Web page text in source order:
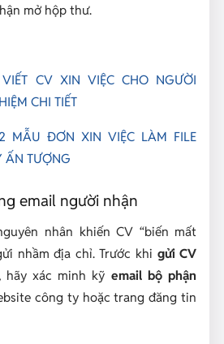
mở hộp thư.
CV XIN VIỆC CHO NGƯỜI
CHI TIẾT
MẪU ĐƠN XIN VIỆC LÀM FILE
ẤN TƯỢNG
email người nhận
nhân khiến CV “biến mất
nhầm địa chỉ. Trước khi gửi CV
hãy xác minh kỹ email bộ phận
công ty hoặc trang đăng tin